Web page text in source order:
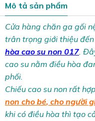
Mô tả sản phẩm
Cửa hàng chăn ga gối
trân trọng giới thiệu
hòa cao su non 017.
cao su nằm điều hòa
phối.
Chiếu cao su non rất
non cho bé, cho người
khi có điều hòa thì tạo